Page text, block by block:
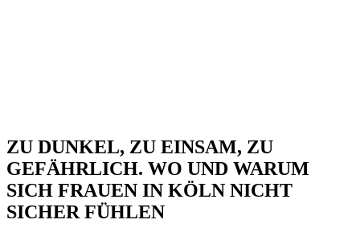
ZU DUNKEL, ZU EINSAM, ZU
GEFÄHRLICH. WO UND WARUM
SICH FRAUEN IN KÖLN NICHT
SICHER FÜHLEN